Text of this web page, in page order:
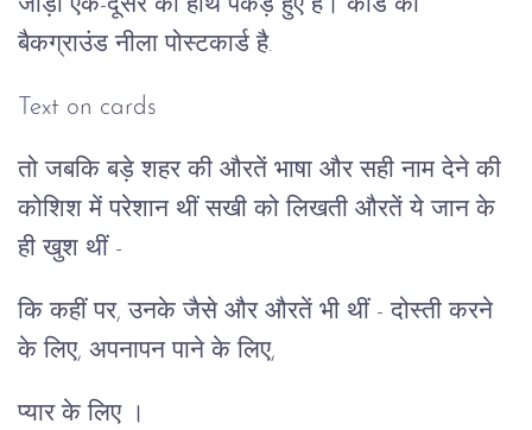
बैकग्राउंड नीला पोस्टकार्ड है.
Text on cards
तो जबकि बड़े शहर की औरतें भाषा और सही नाम देने की
कोशिश में परेशान थीं सखी को लिखती औरतें ये जान के
ही खुश थीं -
कि कहीं पर, उनके जैसे और औरतें भी थीं - दोस्ती करने
के लिए, अपनापन पाने के लिए,
प्यार के लिए ।